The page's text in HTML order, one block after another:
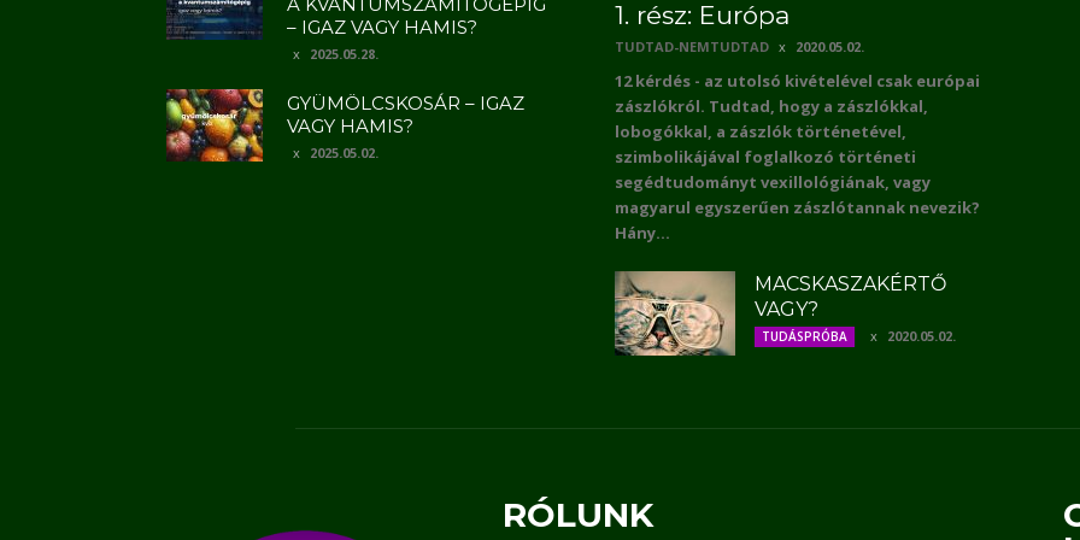
– IGAZ VAGY HAMIS?
2025.05.28.
GYÜMÖLCSKOSÁR – IGAZ
VAGY HAMIS?
2025.05.02.
1. rész: Európa
TUDTAD-NEMTUDTAD 2020.05.02.
12 kérdés - az utolsó kivételével csak európai
zászlókról. Tudtad, hogy a zászlókkal,
lobogókkal, a zászlók történetével,
szimbolikájával foglalkozó történeti
segédtudományt vexillológiának, vagy
magyarul egyszerűen zászlótannak nevezik?
Hány...
MACSKASZAKÉRTŐ
VAGY?
TUDÁSPRÓBA 2020.05.02.
RÓLUNK